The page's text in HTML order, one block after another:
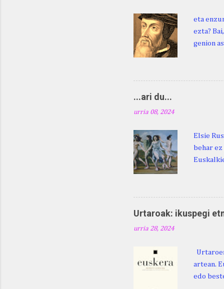
eta
ezta?
genion
digu
Duhauk
...ari du...
urria 08, 2024
Elsie
behar
ditugu:
zarra da
Martina
Martina .
Urtaroak: ikuspegi
urria 28, 2024
artean.
edo